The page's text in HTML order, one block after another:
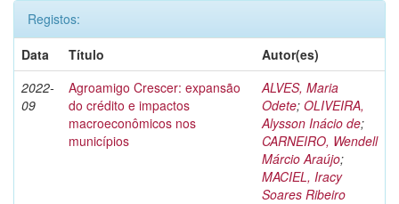
Registos:
Data
Título
Autor(es)
2022-
09
Agroamigo Crescer: expansão
do crédito e impactos
macroeconômicos nos
municípios
ALVES, Maria
Odete; OLIVEIRA,
Alysson Inácio de;
CARNEIRO, Wendell
Márcio Araújo;
MACIEL, Iracy
Soares Ribeiro